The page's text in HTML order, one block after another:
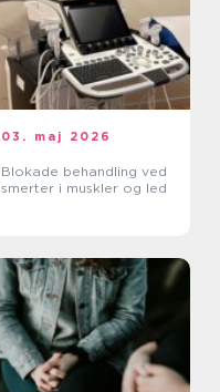
03. maj 2026
Blokade behandling ved
smerter i muskler og led